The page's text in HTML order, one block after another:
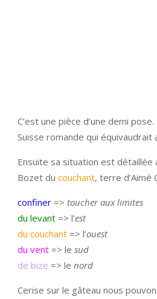
C’est une pièce d’une demi pose.
Suisse romande qui équivaudrait
Ensuite sa situation est détaillée
Bozet du couchant, terre d’Aimé
confiner => toucher aux limites
du levant => l’est
du couchant => l’ouest
du vent => le sud
de bize => le nord
Cerise sur le gâteau nous